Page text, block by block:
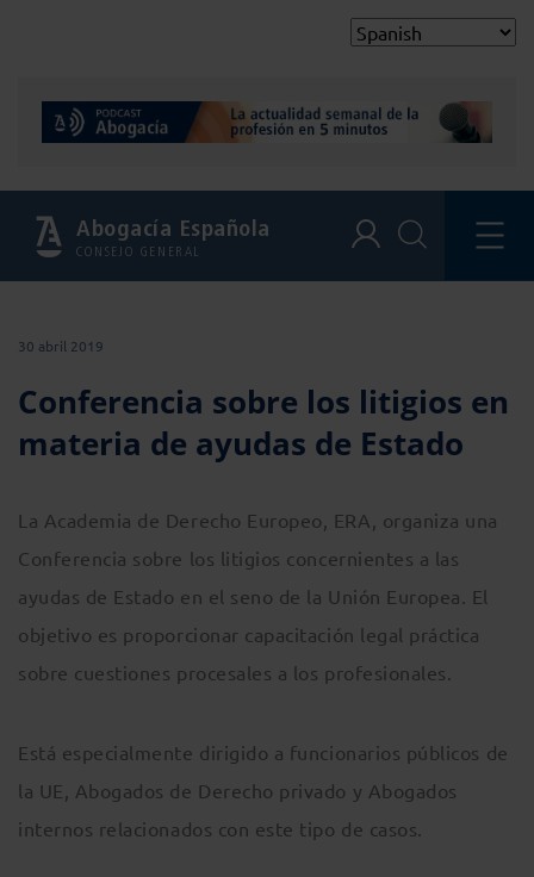
Abogacía Española
CONSEJO GENERAL
30 abril 2019
Conferencia sobre los litigios en
materia de ayudas de Estado
La Academia de Derecho Europeo, ERA, organiza una
Conferencia sobre los litigios concernientes a las
ayudas de Estado en el seno de la Unión Europea. El
objetivo es proporcionar capacitación legal práctica
sobre cuestiones procesales a los profesionales.
Está especialmente dirigido a funcionarios públicos de
la UE, Abogados de Derecho privado y Abogados
internos relacionados con este tipo de casos.